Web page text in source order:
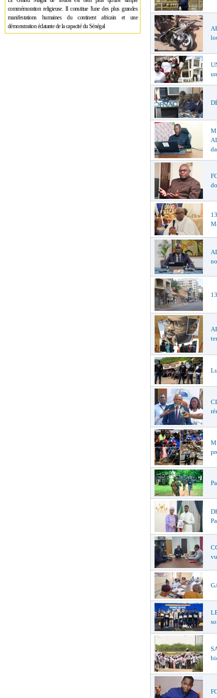
commémoration religieuse. Il constitue l'une des plus grandes
manifestations humaines du continent africain et une
démonstration éclatante de la capacité du Sénégal